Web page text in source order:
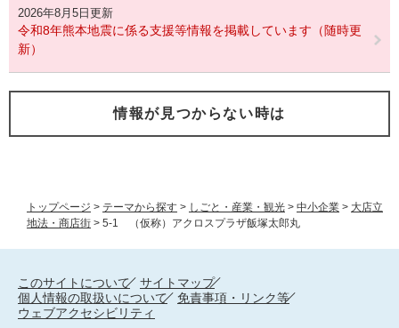
トップページ > テーマから探す > しごと・産業・観光 > 中小企業 > 大店立
地法・商店街 > 5-1 （仮称）アクロスプラザ飯塚太郎丸
2026年8月5日更新
令和8年熊本地震に係る支援等情報を掲載しています（随時更
新）
情報が見つからない時は
このサイトについて
サイトマップ
個人情報の取扱いについて
免責事項・リンク等
ウェブアクセシビリティ